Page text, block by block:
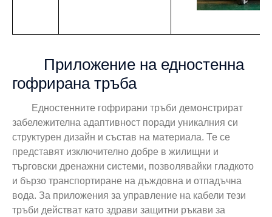
Приложение на едностенна
гофрирана тръба
Едностенните гофрирани тръби демонстрират
забележителна адаптивност поради уникалния си
структурен дизайн и състав на материала. Те се
представят изключително добре в жилищни и
търговски дренажни системи, позволявайки гладкото
и бързо транспортиране на дъждовна и отпадъчна
вода. За приложения за управление на кабели тези
тръби действат като здрави защитни ръкави за